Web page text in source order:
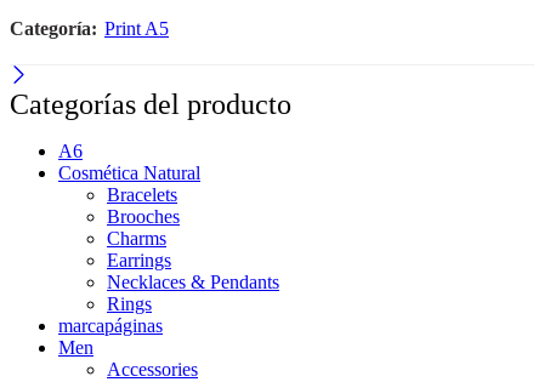
Categoría: Print A5
Categorías del producto
A6
Cosmética Natural
Bracelets
Brooches
Charms
Earrings
Necklaces & Pendants
Rings
marcapáginas
Men
Accessories